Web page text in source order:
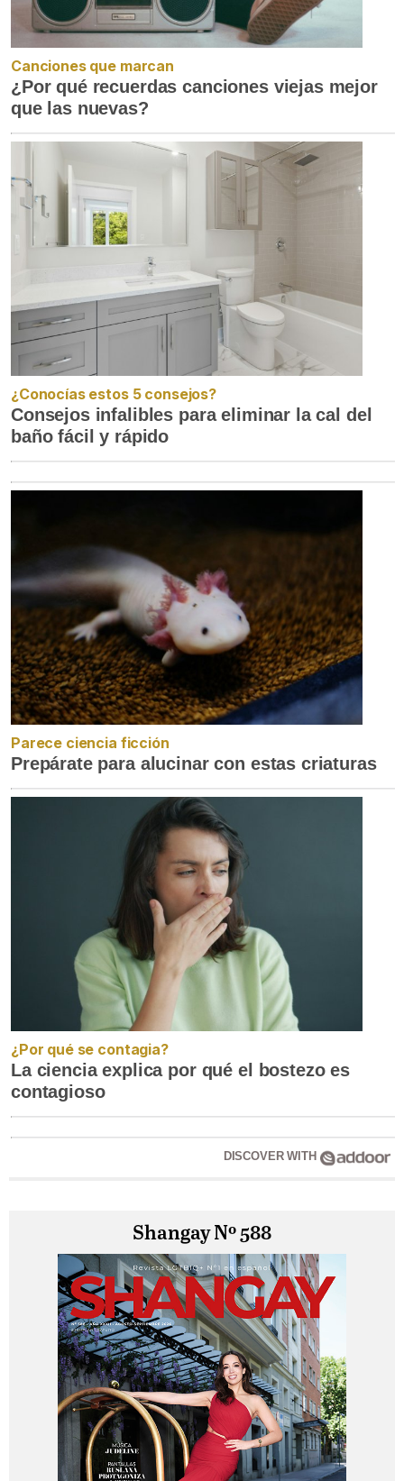
Canciones que marcan
¿Por qué recuerdas canciones viejas mejor
que las nuevas?
¿Conocías estos 5 consejos?
Consejos infalibles para eliminar la cal del
baño fácil y rápido
Parece ciencia ficción
Prepárate para alucinar con estas criaturas
¿Por qué se contagia?
La ciencia explica por qué el bostezo es
contagioso
DISCOVER WITH
Shangay Nº 588